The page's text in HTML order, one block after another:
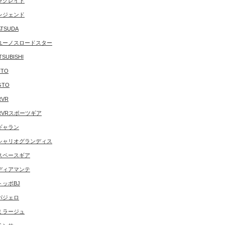
ジェンド
ーノスロードスター
スポーツギア
ャラン
ャリオグランディス
ペースギア
ィアマンテ
ッポBJ
ジェロ
ラージュ